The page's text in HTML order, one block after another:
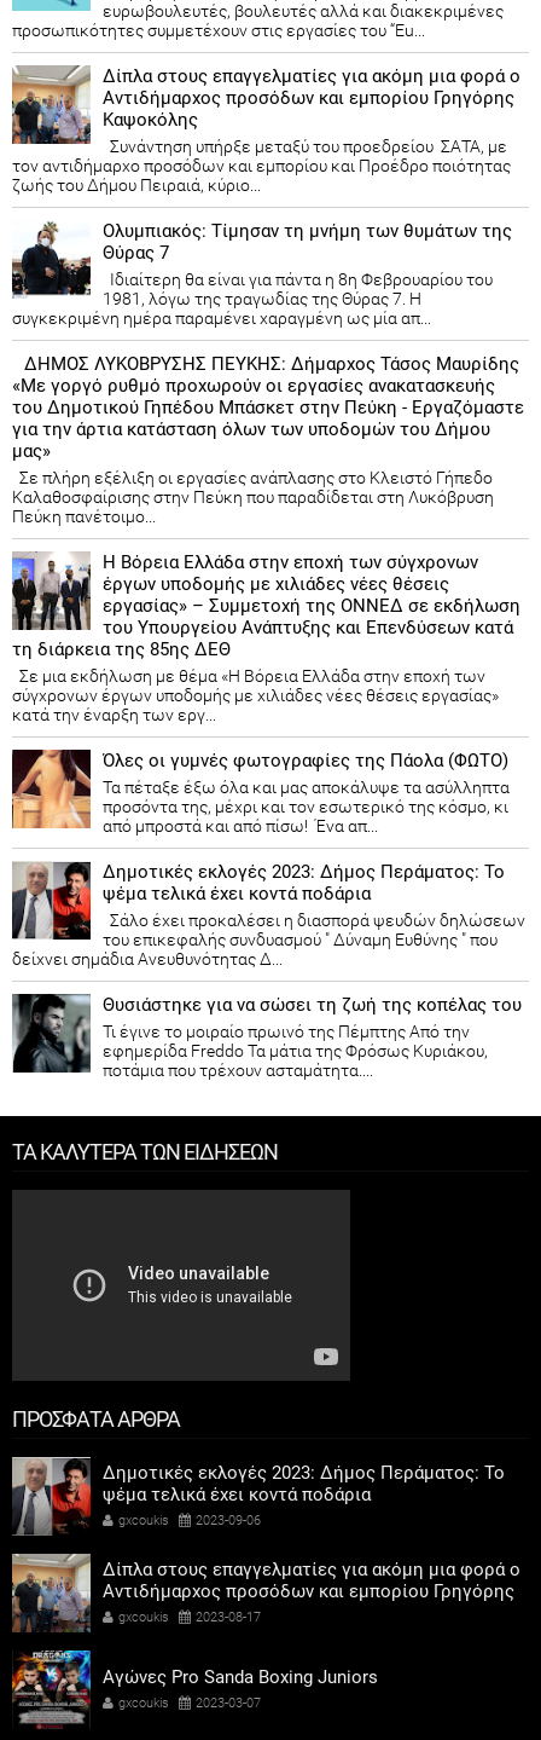
ευρωβουλευτές, βουλευτές αλλά και διακεκριμένες
προσωπικότητες συμμετέχουν στις εργασίες του “Eu...
Δίπλα στους επαγγελματίες για ακόμη μια φορά ο
Αντιδήμαρχος προσόδων και εμπορίου Γρηγόρης
Καψοκόλης
Συνάντηση υπήρξε μεταξύ του προεδρείου ΣΑΤΑ, με
τον αντιδήμαρχο προσόδων και εμπορίου και Προέδρο ποιότητας
ζωής του Δήμου Πειραιά, κύριο...
Ολυμπιακός: Τίμησαν τη μνήμη των θυμάτων της
Θύρας 7
Ιδιαίτερη θα είναι για πάντα η 8η Φεβρουαρίου του
1981, λόγω της τραγωδίας της Θύρας 7. Η
συγκεκριμένη ημέρα παραμένει χαραγμένη ως μία απ...
ΔΗΜΟΣ ΛΥΚΟΒΡΥΣΗΣ ΠΕΥΚΗΣ: Δήμαρχος Τάσος Μαυρίδης
«Με γοργό ρυθμό προχωρούν οι εργασίες ανακατασκευής
του Δημοτικού Γηπέδου Μπάσκετ στην Πεύκη - Εργαζόμαστε
για την άρτια κατάσταση όλων των υποδομών του Δήμου
μας»
Σε πλήρη εξέλιξη οι εργασίες ανάπλασης στο Κλειστό Γήπεδο
Καλαθοσφαίρισης στην Πεύκη που παραδίδεται στη Λυκόβρυση
Πεύκη πανέτοιμο...
Η Βόρεια Ελλάδα στην εποχή των σύγχρονων
έργων υποδομής με χιλιάδες νέες θέσεις
εργασίας» – Συμμετοχή της ΟΝΝΕΔ σε εκδήλωση
του Υπουργείου Ανάπτυξης και Επενδύσεων κατά
τη διάρκεια της 85ης ΔΕΘ
Σε μια εκδήλωση με θέμα «Η Βόρεια Ελλάδα στην εποχή των
σύγχρονων έργων υποδομής με χιλιάδες νέες θέσεις εργασίας»
κατά την έναρξη των εργ...
Όλες οι γυμνές φωτογραφίες της Πάολα (ΦΩΤΟ)
Τα πέταξε έξω όλα και μας αποκάλυψε τα ασύλληπτα
προσόντα της, μέχρι και τον εσωτερικό της κόσμο, κι
από μπροστά και από πίσω! Ένα απ...
Δημοτικές εκλογές 2023: Δήμος Περάματος: Το
ψέμα τελικά έχει κοντά ποδάρια
Σάλο έχει προκαλέσει η διασπορά ψευδών δηλώσεων
του επικεφαλής συνδυασμού " Δύναμη Ευθύνης " που
δείχνει σημάδια Ανευθυνότητας Δ...
Θυσιάστηκε για να σώσει τη ζωή της κοπέλας του
Τι έγινε το μοιραίο πρωινό της Πέμπτης Από την
εφημερίδα Freddo Τα μάτια της Φρόσως Κυριάκου,
ποτάμια που τρέχουν ασταμάτητα....
ΤΑ ΚΑΛΥΤΕΡΑ ΤΩΝ ΕΙΔΗΣΕΩΝ
ΠΡΟΣΦΑΤΑ ΑΡΘΡΑ
Δημοτικές εκλογές 2023: Δήμος Περάματος: Το
ψέμα τελικά έχει κοντά ποδάρια
gxcoukis 2023-09-06
Δίπλα στους επαγγελματίες για ακόμη μια φορά ο
Αντιδήμαρχος προσόδων και εμπορίου Γρηγόρης
Καψοκόλης
gxcoukis 2023-08-17
Αγώνες Pro Sanda Boxing Juniors
gxcoukis 2023-03-07